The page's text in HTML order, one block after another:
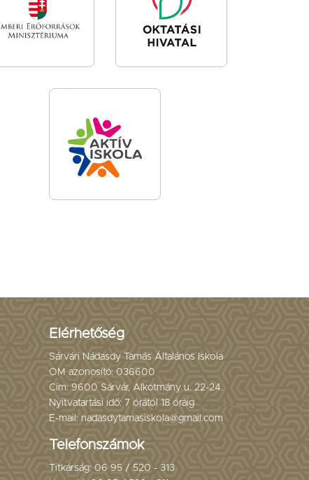
Elérhetőség
Sárvári Nádasdy Tamás Általános Iskola
OM azonosító: 036600
Cím: 9600 Sárvár, Alkotmány u. 22-24.
Nyitvatartási idő: 7 órától 18 óráig
E-mail: nadasdytamasiskola@gmail.com
Telefonszámok
Titkárság: 06 95 / 520 - 313